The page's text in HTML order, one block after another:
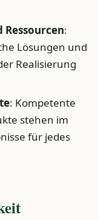
:
Lösungen und
Realisierung
: Kompetente
stehen im
für jedes